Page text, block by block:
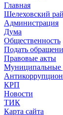
Главная
Шелеховский
Администрация
Дума
Общественность
Подать
Правовые акты
Муниципальные
КРП
Новости
ТИК
Карта сайта